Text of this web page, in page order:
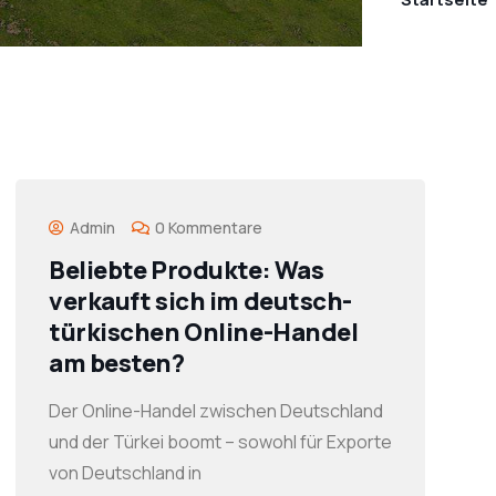
Admin 0 Kommentare
Beliebte Produkte: Was
verkauft sich im deutsch-
türkischen Online-Handel
am besten?
Der Online-Handel zwischen Deutschland
und der Türkei boomt – sowohl für Exporte
von Deutschland in